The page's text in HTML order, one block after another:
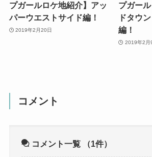
プガールロケ地紹介】アッ
パーウエストサイド編！
2019年2月20日
プガー
ドタウ
編！
2019年2月
コメント
コメント一覧 （1件）